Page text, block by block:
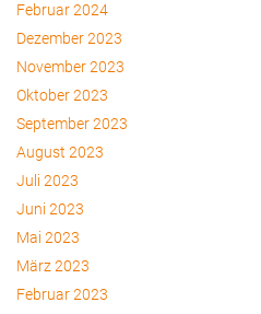
Februar 2024
Dezember 2023
November 2023
Oktober 2023
September 2023
August 2023
Juli 2023
Juni 2023
Mai 2023
März 2023
Februar 2023